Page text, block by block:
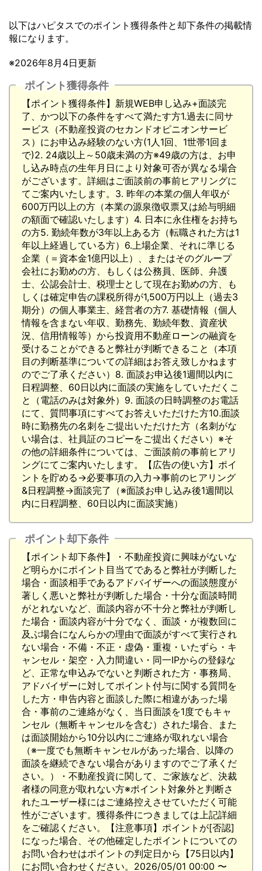
以下はハピタスでのポイント獲得条件と却下条件の掲載情
報になります。
※2026年8月4日更新
ポイント獲得条件
【ポイント獲得条件】新規WEB申し込み+面談完
了、かつ以下の条件をすべて満たす方1.過去に同サ
ービス（不動産投資のセカンドオピニオンサービ
ス）にお申込み経験のない方(1人1回、1世帯1回ま
で)2. 24歳以上～50歳未満の方※49歳の方は、お申
し込み時点の生年月日により対象可否が異なる場合
がございます。詳細はご面談前の事前ヒアリングに
てご案内いたします。3. 昨年の本業の個人年収が
600万円以上の方（本業の源泉徴収票又は給与明細
の額面で確認いたします）4. 日本に永住権をお持ち
の方5. 勤続年数が3年以上ある方（転職された方は1
年以上経過している方）6.上場企業、それに準じる
企業（＝資本金1億円以上）、またはそのグループ
会社にお勤めの方、もしくは公務員、医師、弁護
士、公認会計士、税理士として現在お勤めの方、も
しくは確定申告の課税所得が1,500万円以上（過去3
期分）の個人事業主、経営者の方7. 基礎情報（個人
情報を含まない年収、勤務先、勤続年数、資産状
況、信用情報等）から投資用不動産ローンの融資を
受けることができると弊社が判断できること（本項
目の判断基準についての詳細はお答え致しかねます
のでご了承ください）8. 面談お申込後1週間以内に
日程調整、60日以内に面談の実施をしていただくこ
と（電話のみは対象外）9. 面談の日時調整のお電話
にて、質問事項にすべてお答えいただけた方10.面談
時に勤務先の名刺をご提出いただけた方（名刺がな
い場合は、社員証のコピーをご提出ください）※そ
の他の詳細条件については、ご面談前の事前ヒアリ
ングにてご案内いたします。【広告の使い方】ポイ
ントを貯める→必要事項の入力→事前のヒアリング
&日程調整→面談完了（※面談お申し込み後1週間以
内に日程調整、60日以内に面談実施）
ポイント却下条件
【ポイント却下条件】・不動産投資に興味がないな
ど明らかにポイント目当てであると弊社が判断した
場合・面談相手であるアドバイザーへの面談態度が
著しく悪いと弊社が判断した場合・十分な面談時間
がとれないなど、面談内容が不十分と弊社が判断し
た場合・面談内容が十分でなく、面談・が複数回に
及ぶ場合になんらかの理由で面談がすべて実行され
ない場合・不備・不正・虚偽・重複・いたずら・キ
ャンセル・架空・入力間違い・同一IPからの登録な
ど、正常な申込みでないと判断された方・事務局、
アドバイザーに対してポイント付与に関する質問を
した方・申告内容と面談した際に相違があった場
合・事前のご連絡がなく、当日面談を1度でもキャ
ンセル（無断キャンセルを含む）された場合、また
は面談開始から10分以内にご連絡が取れない場合
（※一度でも無断キャンセルがあった場合、以降の
面談を継続できない場合がありますのでご了承くだ
さい。）・不動産投資に関して、ご家族など、決裁
者様の同意が取れない方※ポイント対象外と判断さ
れたユーザー様にはご連絡控えさせていただく可能
性がございます。獲得条件につきましては上記詳細
をご確認ください。【注意事項】ポイントが[否認]
になった場合、その他確定したポイントについての
お問い合わせはポイントの判定日から【75日以内】
にお問い合わせください。2026/05/01 00:00 〜